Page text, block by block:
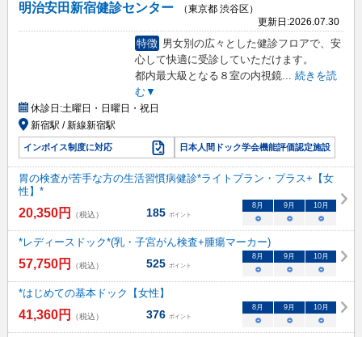
明治安田新宿健診センター
（東京都 渋谷区）
更新日:2026.07.30
特徴 男女別の広々とした健診フロアで、安
心して快適に受診していただけます。
都内最大級となる８室の内視鏡... 続きを読
む▼
休診日:土曜日・日曜日・祝日
新宿駅 / 新線新宿駅
インボイス制度に対応 日本人間ドック学会機能評価認定施設
胃の検査が苦手な方の生活習慣病健診*ライトプラン・プラス+【女
性】*
20,350円 （税込） 185 ポイント
8月 9月 10月
○ ○ ○
*レディースドック*(乳・子宮がん検査+腫瘍マーカー)
57,750円 （税込） 525 ポイント
8月 9月 10月
○ ○ ○
*はじめての基本ドック【女性】
41,360円 （税込） 376 ポイント
8月 9月 10月
○ ○ ○